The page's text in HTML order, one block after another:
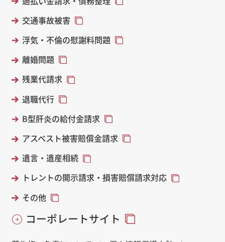
交通事故被害
浮気・不倫の慰謝料問題
離婚問題
残業代請求
退職代行
B型肝炎の給付金請求
アスベスト被害賠償金請求
遺言・遺産相続
トレントの開示請求・損害賠償請求対応
その他
コーポレートサイト